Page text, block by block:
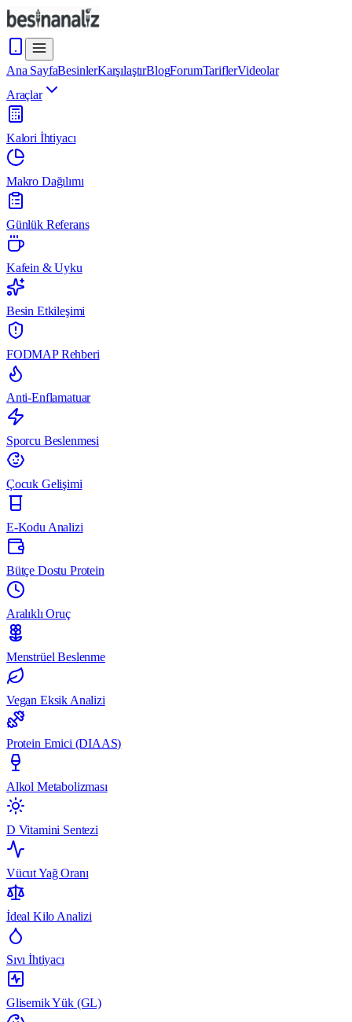
Ana SayfaBesinlerKarşılaştırBlogForumTariflerVideolar
Araçlar
Kalori İhtiyacı
Makro Dağılımı
Günlük Referans
Kafein & Uyku
Besin Etkileşimi
FODMAP Rehberi
Anti-Enflamatuar
Sporcu Beslenmesi
Çocuk Gelişimi
E-Kodu Analizi
Bütçe Dostu Protein
Aralıklı Oruç
Menstrüel Beslenme
Vegan Eksik Analizi
Protein Emici (DIAAS)
Alkol Metabolizması
D Vitamini Sentezi
Vücut Yağ Oranı
İdeal Kilo Analizi
Sıvı İhtiyacı
Glisemik Yük (GL)